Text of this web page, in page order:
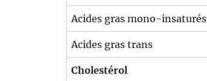
Acides gras mono-insaturés
Acides gras trans
Cholestérol